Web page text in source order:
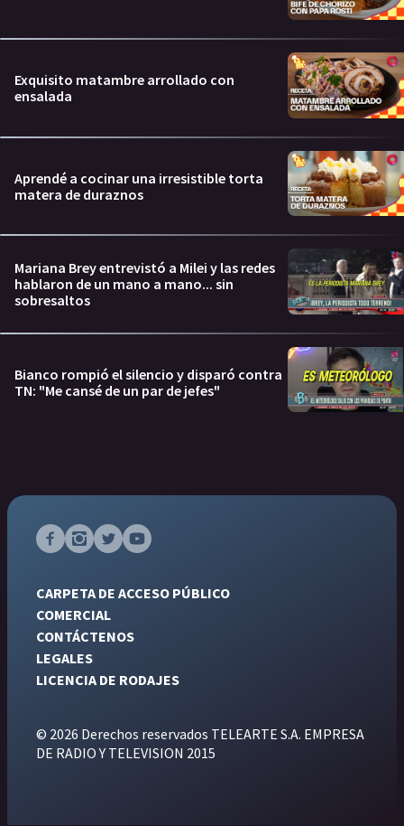
Exquisito matambre arrollado con
ensalada
Aprendé a cocinar una irresistible torta
matera de duraznos
Mariana Brey entrevistó a Milei y las redes
hablaron de un mano a mano... sin
sobresaltos
Bianco rompió el silencio y disparó contra
TN: "Me cansé de un par de jefes"
CARPETA DE ACCESO PÚBLICO
COMERCIAL
CONTÁCTENOS
LEGALES
LICENCIA DE RODAJES
© 2026 Derechos reservados TELEARTE S.A. EMPRESA
DE RADIO Y TELEVISION 2015